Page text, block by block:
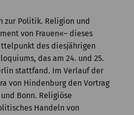
zur Politik. Religion und
von Frauen«– dieses
des diesjährigen
das am 24. und 25.
stattfand. Im Verlauf der
von Hindenburg den Vortrag
Bonn. Religiöse
Handeln von